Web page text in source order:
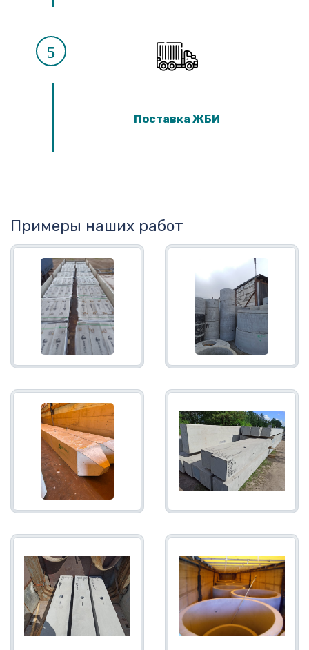
5
Поставка ЖБИ
Примеры наших работ